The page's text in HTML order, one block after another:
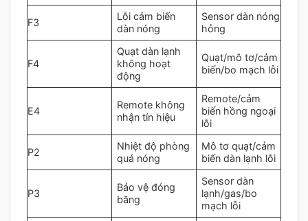
F3
Lỗi cảm biến
dàn nóng
Sensor dàn nóng
hỏng
F4
Quạt dàn lạnh
không hoạt
động
Quạt/mô tơ/cảm
biến/bo mạch lỗi
E4
Remote không
nhận tín hiệu
Remote/cảm
biến hồng ngoại
lỗi
P2
Nhiệt độ phòng
quá nóng
Mô tơ quạt/cảm
biến dàn lạnh lỗi
P3
Bảo vệ đóng
băng
Sensor dàn
lạnh/gas/bo
mạch lỗi